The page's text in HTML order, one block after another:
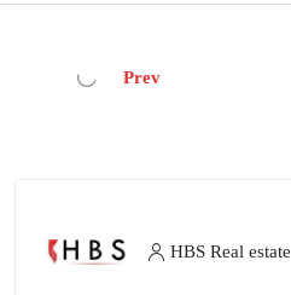
Prev
HBS Real estate